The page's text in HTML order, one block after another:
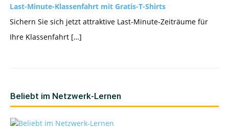
Last-Minute-Klassenfahrt mit Gratis-T-Shirts
Sichern Sie sich jetzt attraktive Last-Minute-Zeiträume für
Ihre Klassenfahrt […]
Beliebt im Netzwerk-Lernen